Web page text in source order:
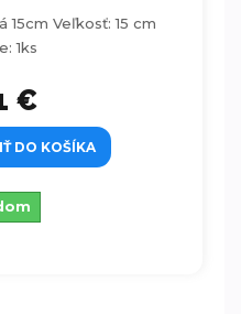
15cm Veľkosť: 15 cm
1ks
€
DO KOŠÍKA